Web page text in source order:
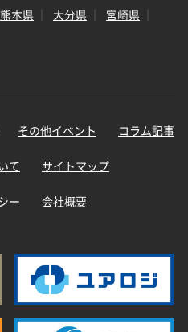
熊本県 大分県
宮崎県
その他イベント コラム記事
て サイトマップ
ー 会社概要